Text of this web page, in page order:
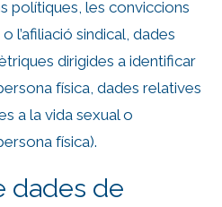
polítiques, les conviccions
l’afiliació sindical, dades
dirigides a identificar
física, dades relatives
a la vida sexual o
física).
dades de